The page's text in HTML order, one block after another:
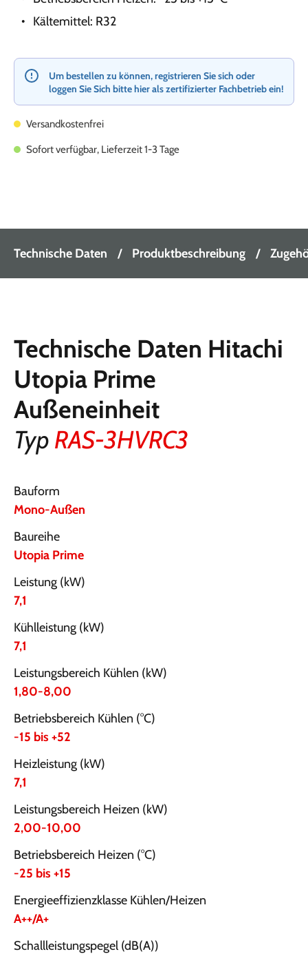
Kältemittel: R32
Um bestellen zu können, registrieren Sie sich oder
loggen Sie Sich bitte hier als zertifizierter Fachbetrieb ein!
Versandkostenfrei
Sofort verfügbar, Lieferzeit 1-3 Tage
Technische Daten Produktbeschreibung
Technische Daten Hitachi
Utopia Prime
Außeneinheit
Typ RAS-3HVRC3
Bauform
Mono-Außen
Baureihe
Utopia Prime
Leistung (kW)
7,1
Kühlleistung (kW)
7,1
Leistungsbereich Kühlen (kW)
1,80-8,00
Betriebsbereich Kühlen (°C)
-15 bis +52
Heizleistung (kW)
7,1
Leistungsbereich Heizen (kW)
2,00-10,00
Betriebsbereich Heizen (°C)
-25 bis +15
Energieeffizienzklasse Kühlen/Heizen
A++/A+
Schallleistungspegel (dB(A))